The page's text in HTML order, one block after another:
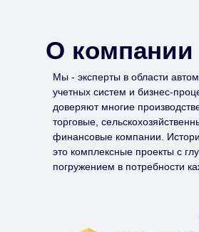
Мы - эксперты в области
учетных систем и бизнес-
доверяют многие
торговые,
финансовые компании.
это комплексные проекты с
погружением в потребности
О компании